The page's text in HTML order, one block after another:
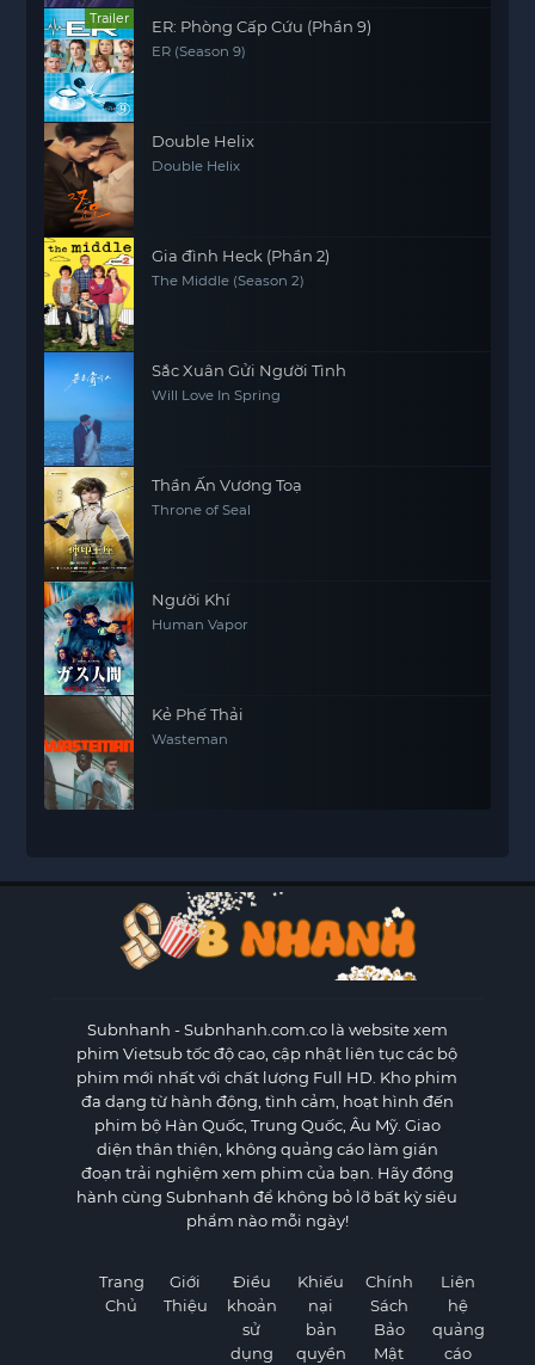
Trailer ER: Phòng Cấp Cứu (Phần 9)
ER (Season 9)
Double Helix
Double Helix
Gia đình Heck (Phần 2)
The Middle (Season 2)
Sắc Xuân Gửi Người Tình
Will Love In Spring
Thần Ấn Vương Toạ
Throne of Seal
Người Khí
Human Vapor
Kẻ Phế Thải
Wasteman
Subnhanh - Subnhanh.com.co là website xem
phim Vietsub tốc độ cao, cập nhật liên tục các bộ
phim mới nhất với chất lượng Full HD. Kho phim
đa dạng từ hành động, tình cảm, hoạt hình đến
phim bộ Hàn Quốc, Trung Quốc, Âu Mỹ. Giao
diện thân thiện, không quảng cáo làm gián
đoạn trải nghiệm xem phim của bạn. Hãy đồng
hành cùng Subnhanh để không bỏ lỡ bất kỳ siêu
phẩm nào mỗi ngày!
Trang
Chủ
Giới
Thiệu
Điều
khoản
sử
dụng
Khiếu
nại
bản
quyền
Chính
Sách
Bảo
Mật
Liên
hệ
quảng
cáo